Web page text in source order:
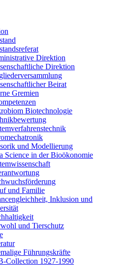
Direktion
Direktion
Beirat
Gremien
Biotechnologie
und Modellierung
Science in der Bioökonomie
und Familie
Inklusion und
und Tierschutz
Führungskräfte
Collection 1927-1990